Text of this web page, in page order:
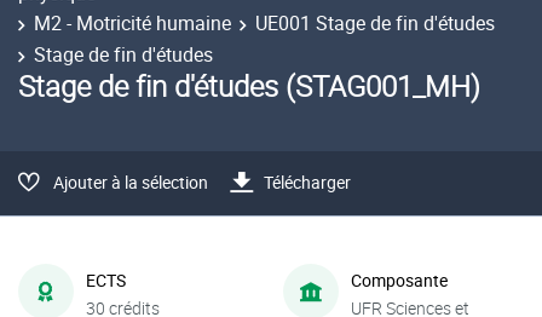
M2 - Motricité humaine
UE001 Stage de fin d'études
Stage de fin d'études
Stage de fin d'études (STAG001_MH)
Ajouter à la sélection Télécharger
ECTS
30 crédits
Composante
UFR Sciences et